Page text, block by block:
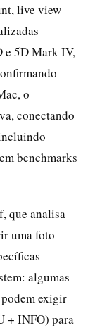
live view
e 5D Mark IV,
o
conectando
benchmarks
que analisa
uma foto
algumas
podem exigir
+ INFO) para